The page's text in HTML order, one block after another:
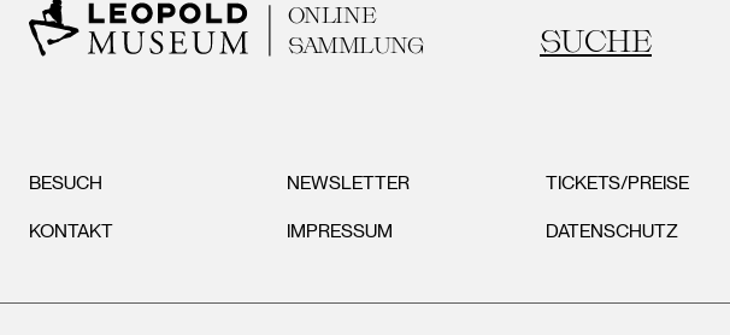
ONLINE
SAMMLUNG SUCHE
BESUCH
KONTAKT
NEWSLETTER
IMPRESSUM
TICKETS/PREISE
DATENSCHUTZ